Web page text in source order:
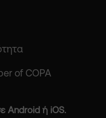
of COPA
Android ή iOS.